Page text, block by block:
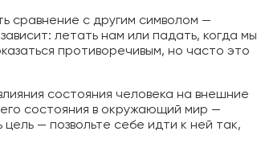
сравнение с другим символом —
летать нам или падать, когда мы
противоречивым, но часто это
состояния человека на внешние
состояния в окружающий мир —
— позвольте себе идти к ней так,